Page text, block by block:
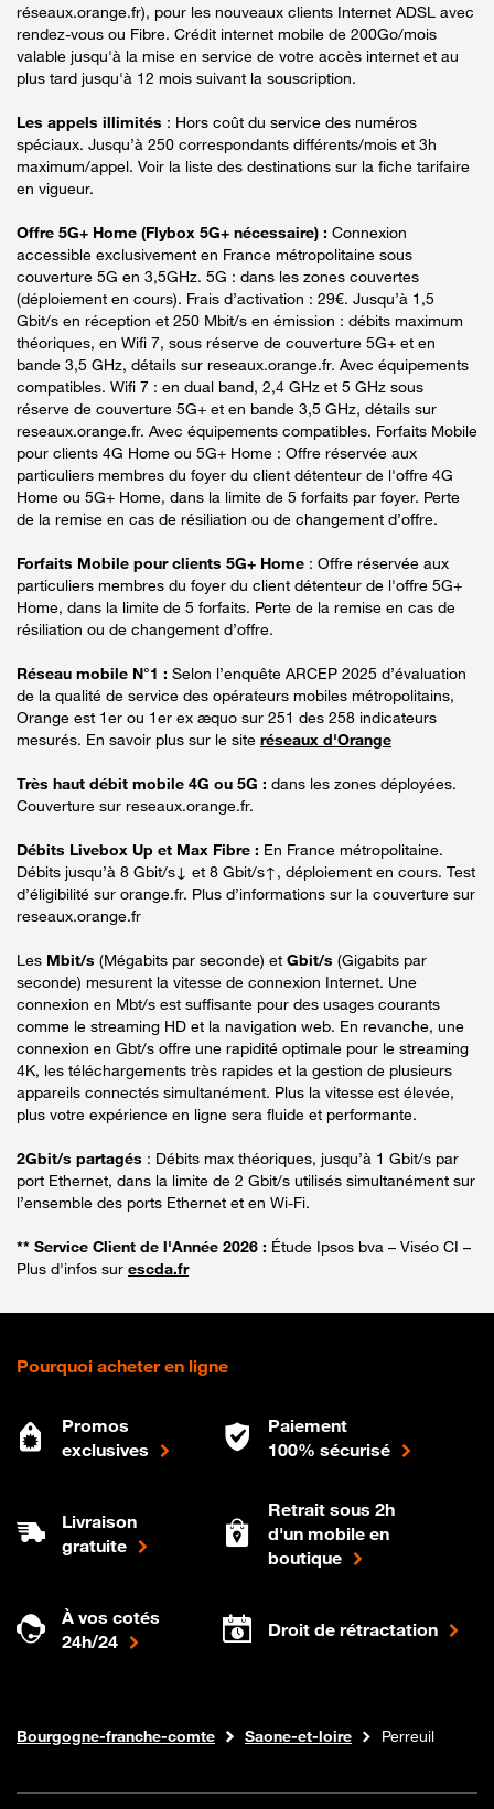
réseaux.orange.fr), pour les nouveaux clients Internet ADSL avec
rendez-vous ou Fibre. Crédit internet mobile de 200Go/mois
valable jusqu'à la mise en service de votre accès internet et au
plus tard jusqu'à 12 mois suivant la souscription.
Les appels illimités : Hors coût du service des numéros
spéciaux. Jusqu’à 250 correspondants différents/mois et 3h
maximum/appel. Voir la liste des destinations sur la fiche tarifaire
en vigueur.
Offre 5G+ Home (Flybox 5G+ nécessaire) : Connexion
accessible exclusivement en France métropolitaine sous
couverture 5G en 3,5GHz. 5G : dans les zones couvertes
(déploiement en cours). Frais d’activation : 29€. Jusqu’à 1,5
Gbit/s en réception et 250 Mbit/s en émission : débits maximum
théoriques, en Wifi 7, sous réserve de couverture 5G+ et en
bande 3,5 GHz, détails sur reseaux.orange.fr. Avec équipements
compatibles. Wifi 7 : en dual band, 2,4 GHz et 5 GHz sous
réserve de couverture 5G+ et en bande 3,5 GHz, détails sur
reseaux.orange.fr. Avec équipements compatibles. Forfaits Mobile
pour clients 4G Home ou 5G+ Home : Offre réservée aux
particuliers membres du foyer du client détenteur de l'offre 4G
Home ou 5G+ Home, dans la limite de 5 forfaits par foyer. Perte
de la remise en cas de résiliation ou de changement d’offre.
Forfaits Mobile pour clients 5G+ Home : Offre réservée aux
particuliers membres du foyer du client détenteur de l'offre 5G+
Home, dans la limite de 5 forfaits. Perte de la remise en cas de
résiliation ou de changement d’offre.
Réseau mobile N°1 : Selon l’enquête ARCEP 2025 d’évaluation
de la qualité de service des opérateurs mobiles métropolitains,
Orange est 1er ou 1er ex æquo sur 251 des 258 indicateurs
mesurés. En savoir plus sur le site réseaux d'Orange
Très haut débit mobile 4G ou 5G : dans les zones déployées.
Couverture sur reseaux.orange.fr.
Débits Livebox Up et Max Fibre : En France métropolitaine.
Débits jusqu’à 8 Gbit/s↓ et 8 Gbit/s↑, déploiement en cours. Test
d’éligibilité sur orange.fr. Plus d’informations sur la couverture sur
reseaux.orange.fr
Les Mbit/s (Mégabits par seconde) et Gbit/s (Gigabits par
seconde) mesurent la vitesse de connexion Internet. Une
connexion en Mbt/s est suffisante pour des usages courants
comme le streaming HD et la navigation web. En revanche, une
connexion en Gbt/s offre une rapidité optimale pour le streaming
4K, les téléchargements très rapides et la gestion de plusieurs
appareils connectés simultanément. Plus la vitesse est élevée,
plus votre expérience en ligne sera fluide et performante.
2Gbit/s partagés : Débits max théoriques, jusqu’à 1 Gbit/s par
port Ethernet, dans la limite de 2 Gbit/s utilisés simultanément sur
l’ensemble des ports Ethernet et en Wi-Fi.
** Service Client de l'Année 2026 : Étude Ipsos bva – Viséo CI –
Plus d'infos sur escda.fr
Pourquoi acheter en ligne
Promos
exclusives
Paiement
100% sécurisé
Livraison
gratuite
Retrait sous 2h
d'un mobile en
boutique
À vos cotés
24h/24
Droit de rétractation
Boutique Orange
Internet fibre
Bourgogne-franche-comte Saone-et-loire Perreuil